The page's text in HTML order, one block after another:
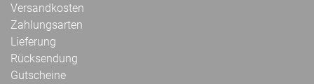
Versandkosten
Zahlungsarten
Lieferung
Rücksendung
Gutscheine